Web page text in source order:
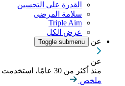
القدرة على التحسين
سلامة المرضى
Triple Aim
عرض الكل
عن
Toggle submenu
عن
منذ أكثر من 30 عامًا، استخدمت IHI علم التحسين لتطوير واستدامة نتائج أفضل في الصحة والرعاية الصحية في جميع أنحاء العالم.
ملخص